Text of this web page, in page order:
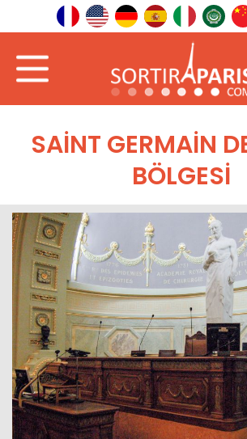
SAINT GERMAIN
BÖLGESI